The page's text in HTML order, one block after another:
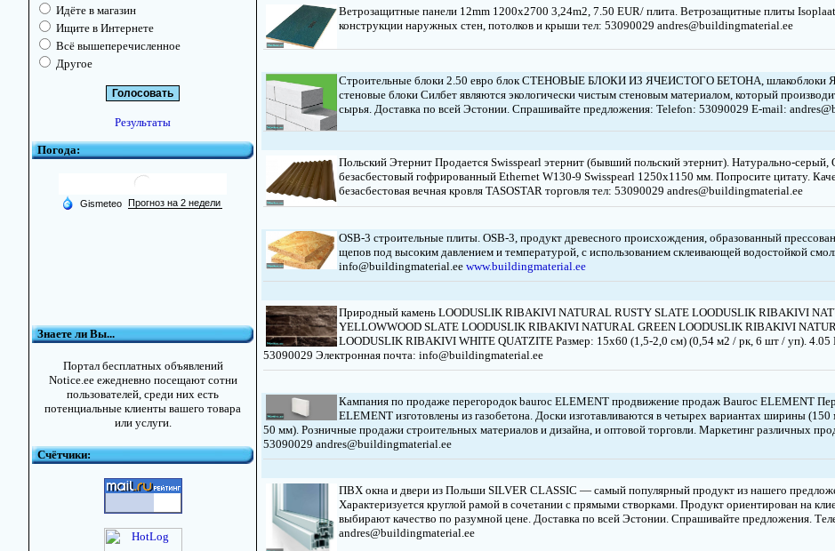
Идёте в магазин
Ищите в Интернете
Всё вышеперечисленное
Другое
Результаты
Погода:
Знаете ли Вы...
Портал бесплатных объявлений
Notice.ee ежедневно посещают сотни
пользователей, среди них есть
потенциальные клиенты вашего товара
или услуги.
Счётчики:
Ветрозащитные панели 12mm 1200x2700 3,24m2, 7.50 EUR/ плита. Ветрозащитные плиты
конструкции наружных стен, потолков и крыши тел: 53090029 andres@buildingmaterial.ee
Строительные блоки 2.50 евро блок СТЕНОВЫЕ БЛОКИ ИЗ ЯЧЕИСТОГО БЕТОНА, шлакоблоки
стеновые блоки Силбет являются экологически чистым стеновым материалом, который
сырья. Доставка по всей Эстонии. Спрашивайте предложения: Telefon: 53090029 E-mail:
Польский Этернит Продается Swisspearl этернит (бывший польский этернит). Натурально-
безасбестовый гофрированный Ethernet W130-9 Swisspearl 1250x1150 мм. Попросите цитату.
безасбестовая вечная кровля TASOSTAR торговля тел: 53090029 andres@buildingmaterial.ee
OSB-3 строительные плиты. OSB-3, продукт древесного происхождения, образованный
щепов под высоким давлением и температурой, с использованием склеивающей водостойкой
info@buildingmaterial.ee www.buildingmaterial.ee
Природный камень LOODUSLIK RIBAKIVI NATURAL RUSTY SLATE LOODUSLIK RIBAKIVI
YELLOWWOOD SLATE LOODUSLIK RIBAKIVI NATURAL GREEN LOODUSLIK RIBAKIVI
LOODUSLIK RIBAKIVI WHITE QUATZITE Размер: 15x60 (1,5-2,0 см) (0,54 м2 / рк, 6 шт / уп). 4.05
53090029 Электронная почта: info@buildingmaterial.ee
Кампания по продаже перегородок bauroc ELEMENT продвижение продаж Bauroc ELEMENT
ELEMENT изготовлены из газобетона. Доски изготавливаются в четырех вариантах ширины
50 мм). Розничные продажи строительных материалов и дизайна, и оптовой торговли. Маркетинг различных
53090029 andres@buildingmaterial.ee
ПВХ окна и двери из Польши SILVER CLASSIC — самый популярный продукт из нашего
Характеризуется круглой рамой в сочетании с прямыми створками. Продукт ориентирован на
выбирают качество по разумной цене. Доставка по всей Эстонии. Спрашивайте предложения.
andres@buildingmaterial.ee